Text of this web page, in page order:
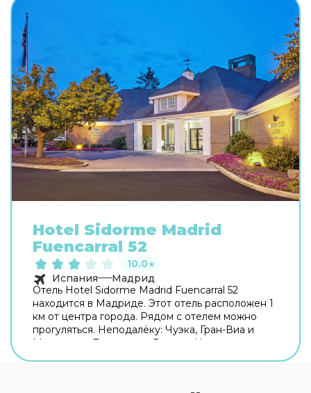
Hotel Sidorme Madrid
Fuencarral 52
10.0★
Испания
Мадрид
Отель Hotel Sidorme Madrid Fuencarral 52
находится в Мадриде. Этот отель расположен 1
км от центра города. Рядом с отелем можно
прогуляться. Неподалёку: Чуэка, Гран-Виа и
Монастырь Дескальсас Реалес. На территории